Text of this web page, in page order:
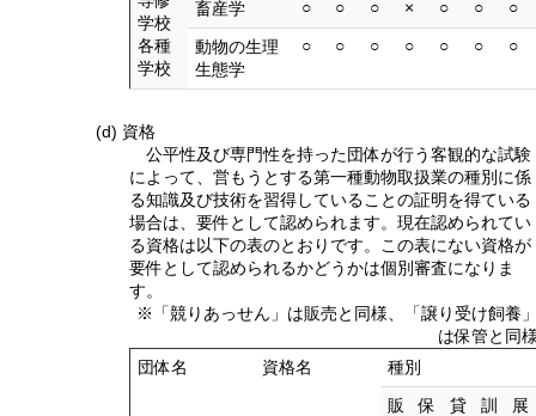
学校
各種
学校
畜産学 ○ ○ ○ × ○ ○ ○
動物の生理
生態学
○ ○ ○ ○ ○ ○ ○
(d) 資格
公平性及び専門性を持った団体が行う客観的な試験
によって、営もうとする第一種動物取扱業の種別に係
る知識及び技術を習得していることの証明を得ている
場合は、要件として認められます。現在認められてい
る資格は以下の表のとおりです。この表にない資格が
要件として認められるかどうかは個別審査になりま
す。
※「競りあっせん」は販売と同様、「譲り受け飼養
は保管と同
団体名
資格名
種別
販
保
貸
訓
展